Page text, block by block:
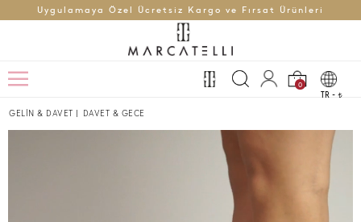
Uygulamaya Özel Ücretsiz Kargo ve Fırsat Ürünleri
0
TR - t
GELİN & DAVET | DAVET & GECE